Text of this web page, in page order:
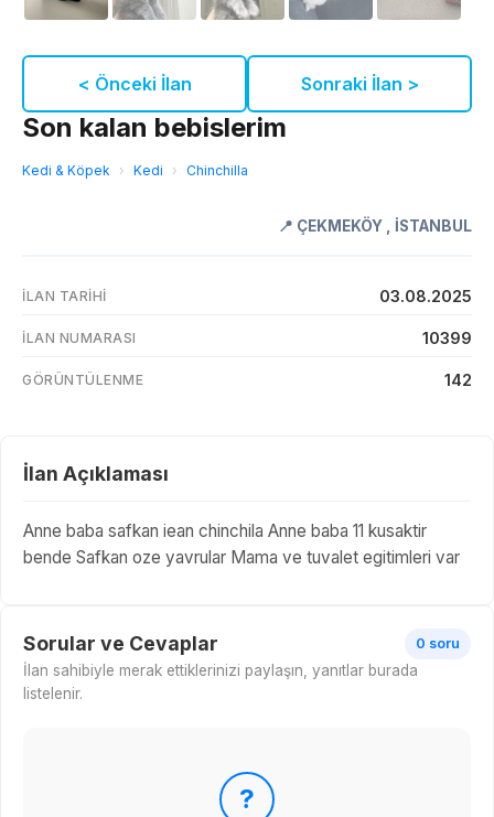
< Önceki İlan Sonraki İlan >
Son kalan bebislerim
Kedi & Köpek › Kedi › Chinchilla
📍 ÇEKMEKÖY , İSTANBUL
İLAN TARIHI 03.08.2025
İLAN NUMARASI 10399
GÖRÜNTÜLENME 142
İlan Açıklaması
Anne baba safkan iean chinchila Anne baba 11 kusaktir
bende Safkan oze yavrular Mama ve tuvalet egitimleri var
Sorular ve Cevaplar 0 soru
İlan sahibiyle merak ettiklerinizi paylaşın, yanıtlar burada
listelenir.
?